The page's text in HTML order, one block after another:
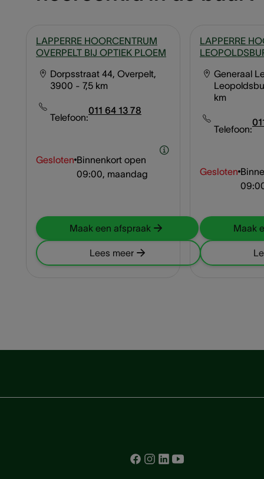
LAPPERRE HOORCENTRUM
OVERPELT BIJ OPTIEK PLOEM
Dorpsstraat 44, Overpelt,
3900 - 7,5 km
Telefoon:
011 64 13 78
Gesloten Binnenkort open
09:00, maandag
Maak een afspraak
Lees meer
LAPPERRE
Generaal
km
Telefoon:
Gesloten
Maak